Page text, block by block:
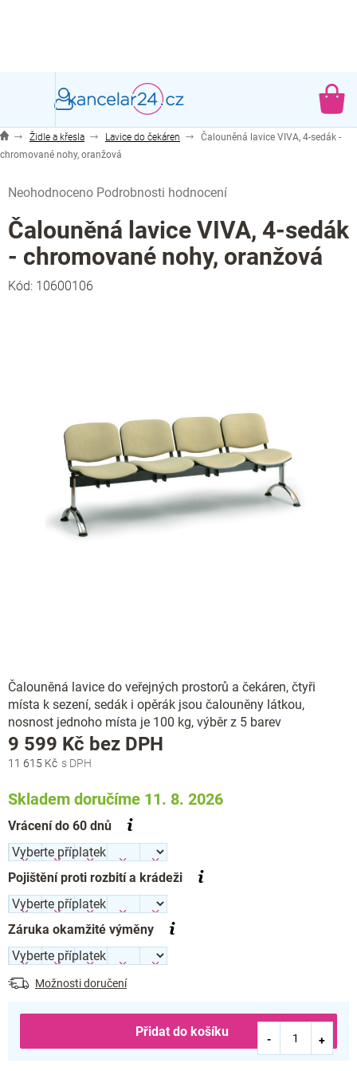
Židle a křesla Lavice do čekáren
Čalouněná lavice VIVA, 4-sedák -
chromované nohy, oranžová
hodnocení
produktu
je
0,0
5
Neohodnoceno Podrobnosti hodnocení
Čalouněná lavice VIVA, 4-sedák
- chromované nohy, oranžová
Kód: 10600106
Čalouněná lavice do veřejných prostorů a čekáren, čtyři
místa k sezení, sedák i opěrák jsou čalouněny látkou,
nosnost jednoho místa je 100 kg, výběr z 5 barev
11 615 Kč
9 599 Kč bez DPH
Skladem doručíme 11. 8. 2026
Vrácení do 60 dnů
Pojištění proti rozbití a krádeži
Záruka okamžité výměny
Možnosti doručení
Přidat do košíku